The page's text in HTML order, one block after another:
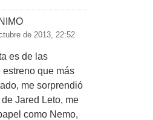
de 2013, 22:52
es de las
estreno que más
me sorprendió
Jared Leto, me
como Nemo,